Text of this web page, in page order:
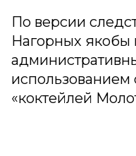
По версии
Нагорных якобы
«коктейлей